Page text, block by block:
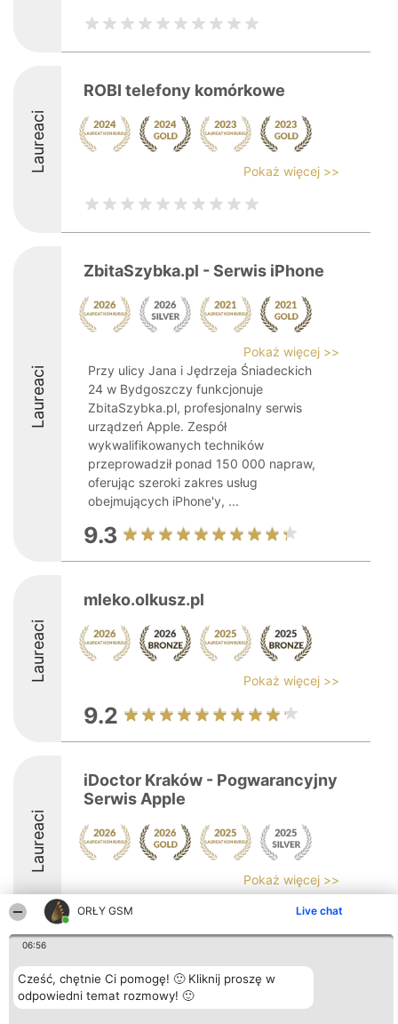
ORŁY GSM Live chat
06:56
Cześć, chętnie Ci pomogę! 🙂 Kliknij proszę w
odpowiedni temat rozmowy! 🙂
Laureaci
ROBI telefony komórkowe
Pokaż więcej >>
Laureaci
ZbitaSzybka.pl - Serwis iPhone
Pokaż więcej >>
Przy ulicy Jana i Jędrzeja Śniadeckich
24 w Bydgoszczy funkcjonuje
ZbitaSzybka.pl, profesjonalny serwis
urządzeń Apple. Zespół
wykwalifikowanych techników
przeprowadził ponad 150 000 napraw,
oferując szeroki zakres usług
obejmujących iPhone'y, ...
9.3
Laureaci
mleko.olkusz.pl
Pokaż więcej >>
9.2
Laureaci
iDoctor Kraków - Pogwarancyjny
Serwis Apple
Pokaż więcej >>
9.4
Organizator plebiscytu
Bright Side Solutions sp. z o.
o. sp. k.
Plebiscyt
Laureaci
Lista
Kontakt